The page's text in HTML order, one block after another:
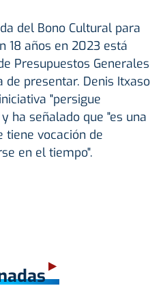
del Bono Cultural para
18 años en 2023 está
Presupuestos Generales
de presentar. Denis Itxaso
"persigue
ha señalado que "es una
tiene vocación de
en el tiempo".